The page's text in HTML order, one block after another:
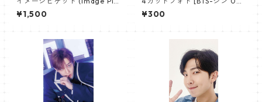
ket) うちわ - ジョングク (JU
NGKOOK_19)
¥1,500
4CUT PHOTO BTS-JIN 02
¥300